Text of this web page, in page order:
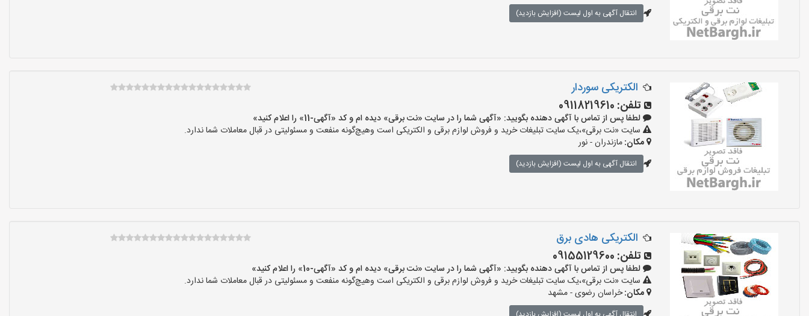
انتقال آگهی به اول لیست (افزایش بازدید)
الکتریکی سوردار
تلفن: 09118219610
لطفا پس از تماس با آگهی دهنده بگویید: «آگهی شما را در سایت «نت برقی» دیده ام و کد «آگهی-11» را اعلام کنید»
سایت «نت برقی»،یک سایت تبلیغات خرید و فروش لوازم برقی و الکتریکی است وهیچ‌گونه منفعت و مسئولیتی در قبال معاملات شما ندارد.
مکان:مازندران - نور
انتقال آگهی به اول لیست (افزایش بازدید)
الکتریکی هادی برق
تلفن: 09155129600
لطفا پس از تماس با آگهی دهنده بگویید: «آگهی شما را در سایت «نت برقی» دیده ام و کد «آگهی-10» را اعلام کنید»
سایت «نت برقی»،یک سایت تبلیغات خرید و فروش لوازم برقی و الکتریکی است وهیچ‌گونه منفعت و مسئولیتی در قبال معاملات شما ندارد.
مکان:خراسان رضوی - مشهد